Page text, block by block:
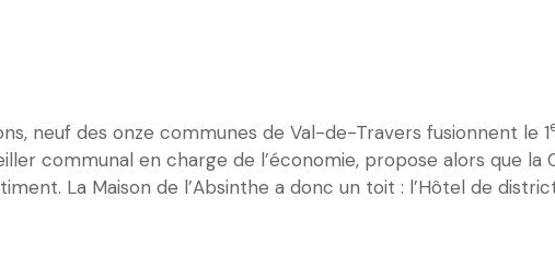
neuf des onze communes de Val-de-Travers fusionnent le 1
communal en charge de l’économie, propose alors que
La Maison de l’Absinthe a donc un toit : l’Hôtel de